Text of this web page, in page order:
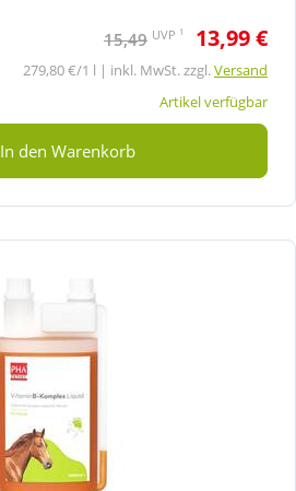
15,49 UVP 1 13,99 €
279,80 €/1 l | inkl. MwSt. zzgl.Versand
Artikel verfügbar
In den Warenkorb